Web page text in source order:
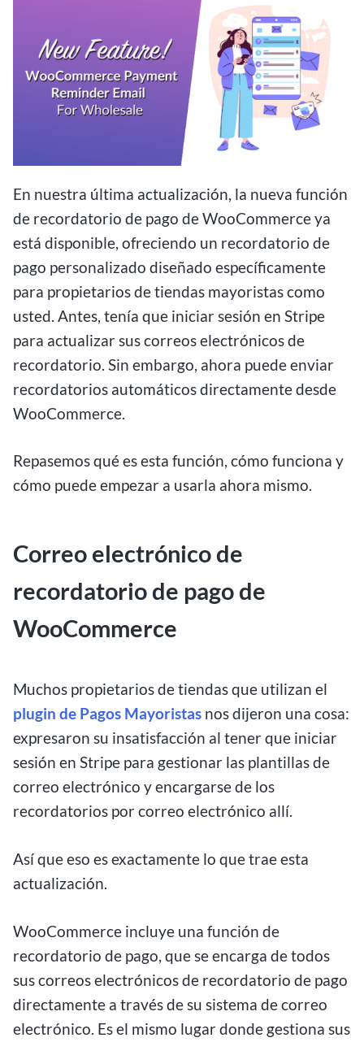
En nuestra última actualización, la nueva función
de recordatorio de pago de WooCommerce ya
está disponible, ofreciendo un recordatorio de
pago personalizado diseñado específicamente
para propietarios de tiendas mayoristas como
usted. Antes, tenía que iniciar sesión en Stripe
para actualizar sus correos electrónicos de
recordatorio. Sin embargo, ahora puede enviar
recordatorios automáticos directamente desde
WooCommerce.
Repasemos qué es esta función, cómo funciona y
cómo puede empezar a usarla ahora mismo.
Correo electrónico de
recordatorio de pago de
WooCommerce
Muchos propietarios de tiendas que utilizan el
plugin de Pagos Mayoristas nos dijeron una cosa:
expresaron su insatisfacción al tener que iniciar
sesión en Stripe para gestionar las plantillas de
correo electrónico y encargarse de los
recordatorios por correo electrónico allí.
Así que eso es exactamente lo que trae esta
actualización.
WooCommerce incluye una función de
recordatorio de pago, que se encarga de todos
sus correos electrónicos de recordatorio de pago
directamente a través de su sistema de correo
electrónico. Es el mismo lugar donde gestiona sus